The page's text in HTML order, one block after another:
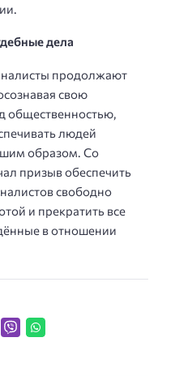
дела
продолжают
свою
общественностью,
людей
образом. Со
призыв обеспечить
свободно
и прекратить все
в отношении